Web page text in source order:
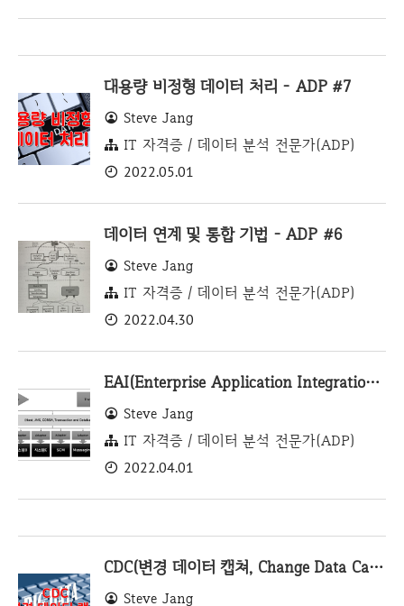
대용량 비정형 데이터 처리 - ADP #7
Steve Jang
IT 자격증 / 데이터 분석 전문가(ADP)
2022.05.01
데이터 연계 및 통합 기법 - ADP #6
Steve Jang
IT 자격증 / 데이터 분석 전문가(ADP)
2022.04.30
EAI(Enterprise Application Integration) - ADP #5
Steve Jang
IT 자격증 / 데이터 분석 전문가(ADP)
2022.04.01
CDC(변경 데이터 캡쳐, Change Data Capture) - ADP #4
Steve Jang